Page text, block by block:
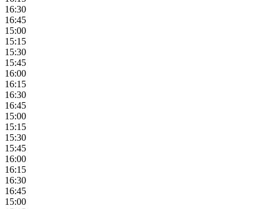
16:30
16:45
15:00
15:15
15:30
15:45
16:00
16:15
16:30
16:45
15:00
15:15
15:30
15:45
16:00
16:15
16:30
16:45
15:00